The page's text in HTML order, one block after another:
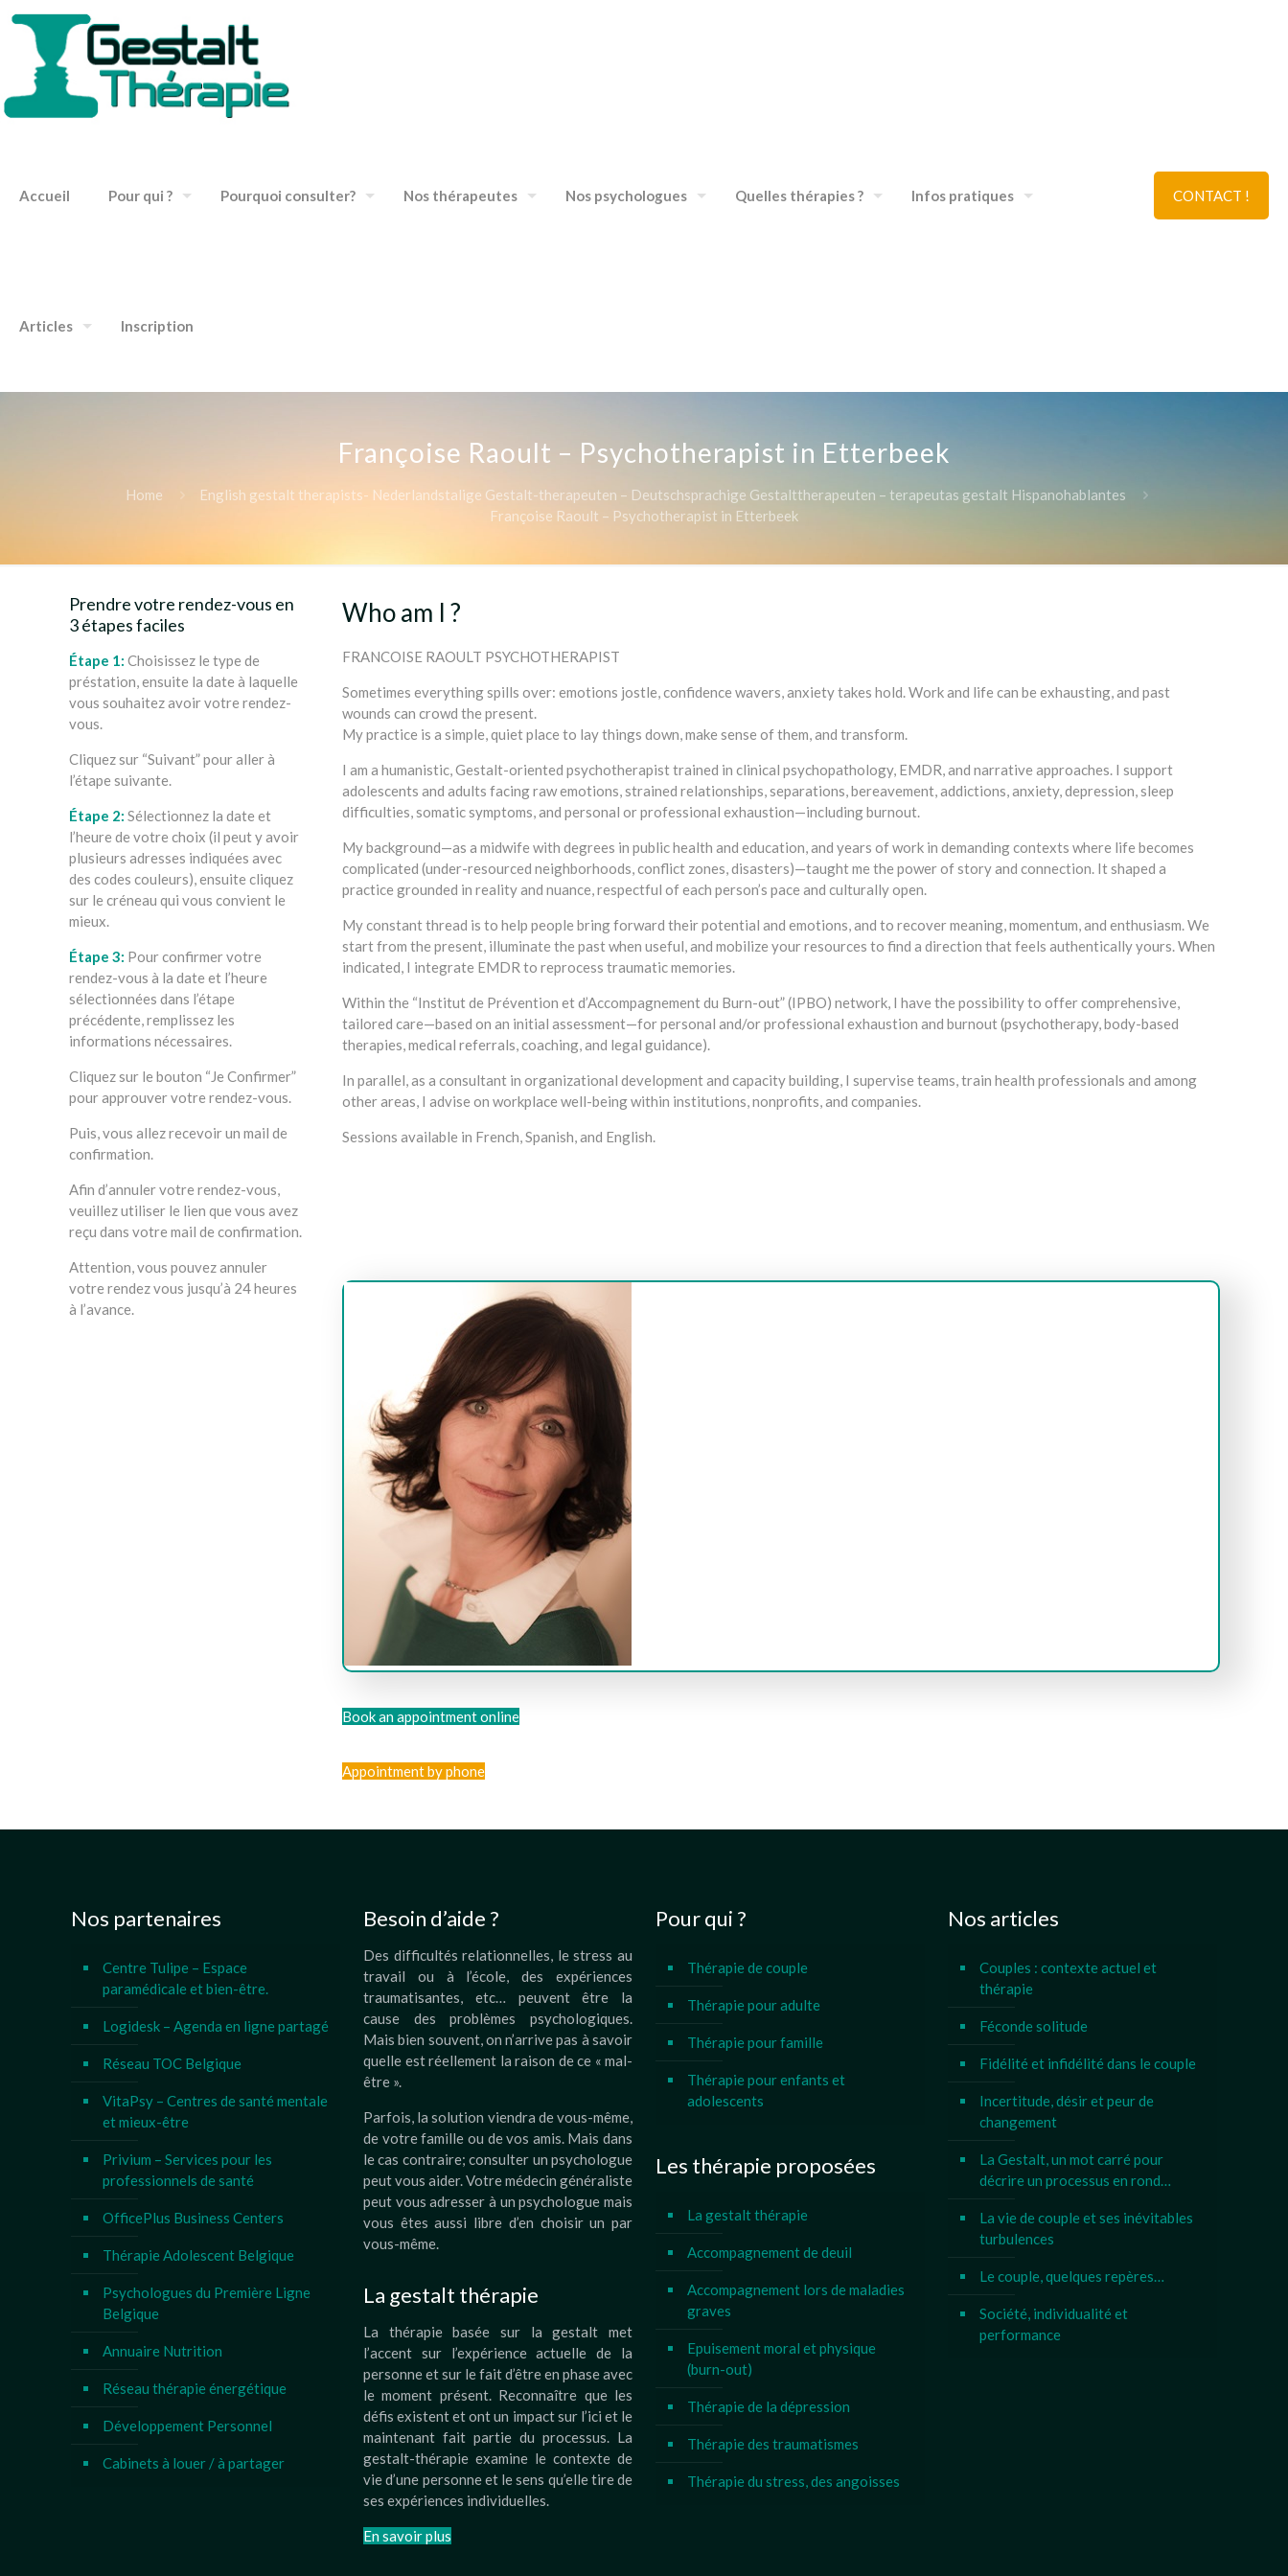
Accueil Pour qui ? Pourquoi consulter? Nos thérapeutes Nos psychologues Quelles thérapies ? Infos pratiques
Articles Inscription
CONTACT !
Françoise Raoult – Psychotherapist in Etterbeek
Home
English gestalt therapists- Nederlandstalige Gestalt-therapeuten – Deutschsprachige Gestalttherapeuten – terapeutas gestalt Hispanohablantes
Françoise Raoult – Psychotherapist in Etterbeek
Who am I ?
FRANCOISE RAOULT PSYCHOTHERAPIST
Sometimes everything spills over: emotions jostle, confidence wavers, anxiety takes hold. Work and life can be exhausting, and past
wounds can crowd the present.
My practice is a simple, quiet place to lay things down, make sense of them, and transform.
I am a humanistic, Gestalt-oriented psychotherapist trained in clinical psychopathology, EMDR, and narrative approaches. I support
adolescents and adults facing raw emotions, strained relationships, separations, bereavement, addictions, anxiety, depression, sleep
difficulties, somatic symptoms, and personal or professional exhaustion—including burnout.
My background—as a midwife with degrees in public health and education, and years of work in demanding contexts where life becomes
complicated (under-resourced neighborhoods, conflict zones, disasters)—taught me the power of story and connection. It shaped a
practice grounded in reality and nuance, respectful of each person’s pace and culturally open.
My constant thread is to help people bring forward their potential and emotions, and to recover meaning, momentum, and enthusiasm. We
start from the present, illuminate the past when useful, and mobilize your resources to find a direction that feels authentically yours. When
indicated, I integrate EMDR to reprocess traumatic memories.
Within the “Institut de Prévention et d’Accompagnement du Burn-out” (IPBO) network, I have the possibility to offer comprehensive,
tailored care—based on an initial assessment—for personal and/or professional exhaustion and burnout (psychotherapy, body-based
therapies, medical referrals, coaching, and legal guidance).
In parallel, as a consultant in organizational development and capacity building, I supervise teams, train health professionals and among
other areas, I advise on workplace well-being within institutions, nonprofits, and companies.
Sessions available in French, Spanish, and English.
Book an appointment online
Appointment by phone
Prendre votre rendez-vous en
3 étapes faciles
Étape 1: Choisissez le type de
préstation, ensuite la date à laquelle
vous souhaitez avoir votre rendez-
vous.
Cliquez sur “Suivant” pour aller à
l’étape suivante.
Étape 2: Sélectionnez la date et
l’heure de votre choix (il peut y avoir
plusieurs adresses indiquées avec
des codes couleurs), ensuite cliquez
sur le créneau qui vous convient le
mieux.
Étape 3: Pour confirmer votre
rendez-vous à la date et l’heure
sélectionnées dans l’étape
précédente, remplissez les
informations nécessaires.
Cliquez sur le bouton “Je Confirmer”
pour approuver votre rendez-vous.
Puis, vous allez recevoir un mail de
confirmation.
Afin d’annuler votre rendez-vous,
veuillez utiliser le lien que vous avez
reçu dans votre mail de confirmation.
Attention, vous pouvez annuler
votre rendez vous jusqu’à 24 heures
à l’avance.
Nos partenaires
Centre Tulipe – Espace
paramédicale et bien-être.
Logidesk – Agenda en ligne partagé
Réseau TOC Belgique
VitaPsy – Centres de santé mentale
et mieux-être
Privium – Services pour les
professionnels de santé
OfficePlus Business Centers
Thérapie Adolescent Belgique
Psychologues du Première Ligne
Belgique
Annuaire Nutrition
Réseau thérapie énergétique
Développement Personnel
Cabinets à louer / à partager
Besoin d’aide ?
Des difficultés relationnelles, le stress au
travail ou à l’école, des expériences
traumatisantes, etc… peuvent être la
cause des problèmes psychologiques.
Mais bien souvent, on n’arrive pas à savoir
quelle est réellement la raison de ce « mal-
être ».
Parfois, la solution viendra de vous-même,
de votre famille ou de vos amis. Mais dans
le cas contraire; consulter un psychologue
peut vous aider. Votre médecin généraliste
peut vous adresser à un psychologue mais
vous êtes aussi libre d’en choisir un par
vous-même.
La gestalt thérapie
La thérapie basée sur la gestalt met
l’accent sur l’expérience actuelle de la
personne et sur le fait d’être en phase avec
le moment présent. Reconnaître que les
défis existent et ont un impact sur l’ici et le
maintenant fait partie du processus. La
gestalt-thérapie examine le contexte de
vie d’une personne et le sens qu’elle tire de
ses expériences individuelles.
En savoir plus
Pour qui ?
Thérapie de couple
Thérapie pour adulte
Thérapie pour famille
Thérapie pour enfants et
adolescents
Les thérapie proposées
La gestalt thérapie
Accompagnement de deuil
Accompagnement lors de maladies
graves
Epuisement moral et physique
(burn-out)
Thérapie de la dépression
Thérapie des traumatismes
Thérapie du stress, des angoisses
Nos articles
Couples : contexte actuel et
thérapie
Féconde solitude
Fidélité et infidélité dans le couple
Incertitude, désir et peur de
changement
La Gestalt, un mot carré pour
décrire un processus en rond…
La vie de couple et ses inévitables
turbulences
Le couple, quelques repères…
Société, individualité et
performance